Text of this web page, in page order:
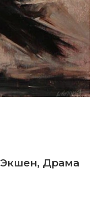
Экшен, Драма